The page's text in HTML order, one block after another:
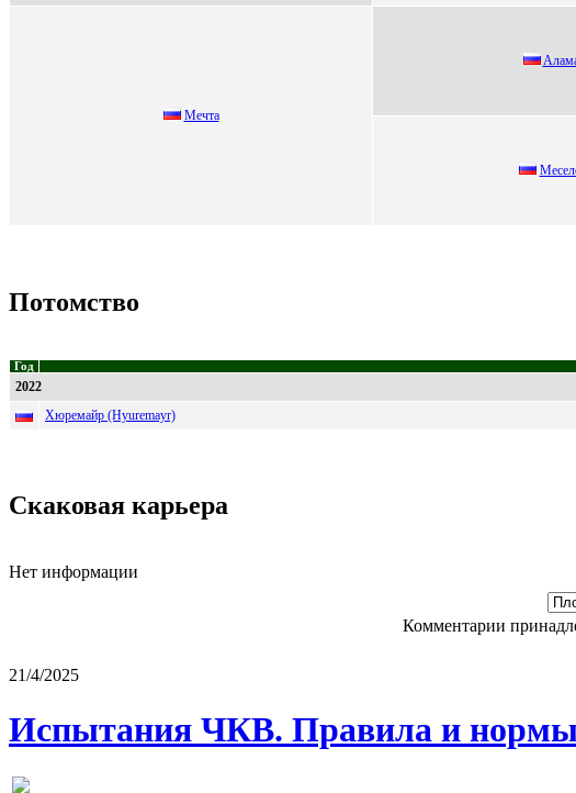
Мечта
Потомство
Год
2022
Хюремайр (Hyuremayr)
Скаковая карьера
Нет информации
Комментарии
21/4/2025
Испытания ЧКВ. Правила и нормы